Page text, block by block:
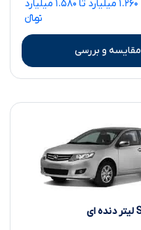
۱.۲۶۰ میلیارد تا ۱.۵۸۰ میلیارد
تومانءءء
مقایسه و بررسی